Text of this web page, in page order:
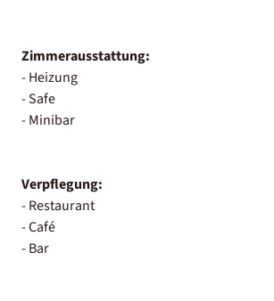
Zimmerausstattung:
- Heizung
- Safe
- Minibar
Verpflegung:
- Restaurant
- Café
- Bar